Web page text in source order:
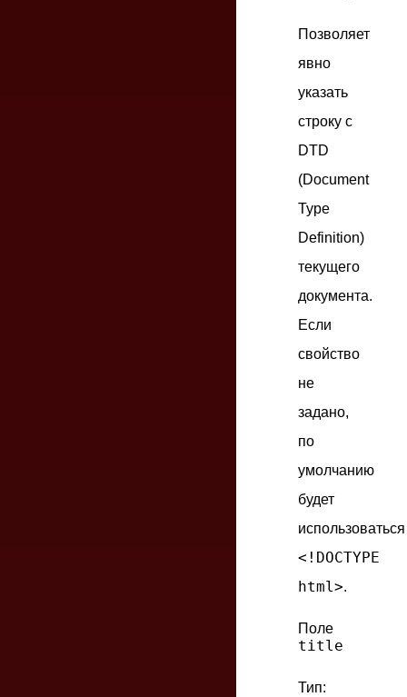
Позволяет
явно
указать
строку с
DTD
(Document
Type
Definition)
текущего
документа.
Если
свойство
не
задано,
по
умолчанию
будет
использоваться
<!DOCTYPE
html>.
Поле
title
Тип: